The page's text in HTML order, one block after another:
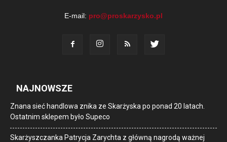
E-mail: pro@proskarzysko.pl
NAJNOWSZE
Znana sieć handlowa znika ze Skarżyska po ponad 20 latach.
Ostatnim sklepem było Supeco
Skarżyszczanka Patrycja Zarychta z główną nagrodą ważnej